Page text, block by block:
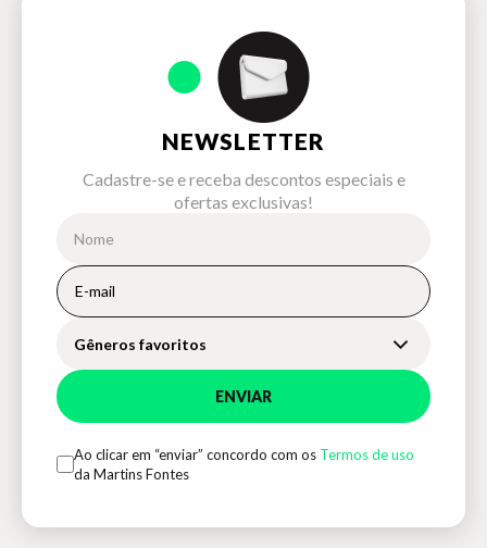
NEWSLETTER
Cadastre-se e receba descontos especiais e
ofertas exclusivas!
Gêneros favoritos
ENVIAR
Ao clicar em “enviar” concordo com os Termos de uso
da Martins Fontes